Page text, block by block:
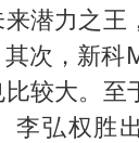
潜力之王
次，新科
较大。至
李弘权胜